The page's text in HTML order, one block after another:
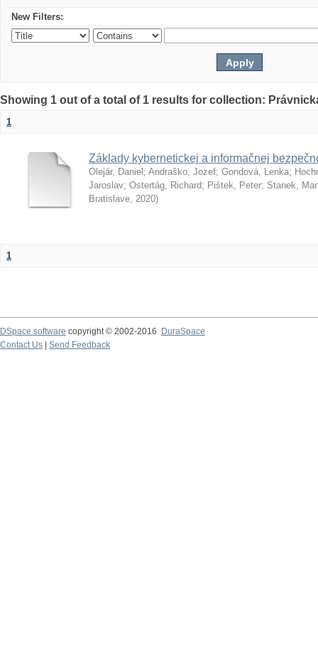
New Filters:
Showing 1 out of a total of 1 results for collection:
1
Základy kybernetickej a informačnej
Olejár, Daniel ; Andraško, Jozef; Gondová, Lenka;
Jaroslav; Ostertág, Richard; Pištek, Peter; Stanek,
Bratislave, 2020)
1
DSpace software copyright © 2002-2016
DuraSpace
Contact Us
Send Feedback